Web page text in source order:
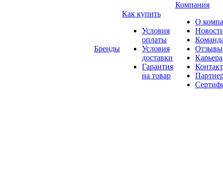
Бренды
Как купить
Условия
оплаты
Условия
доставки
Гарантия
на товар
Компания
О
Отзывы
Карьера